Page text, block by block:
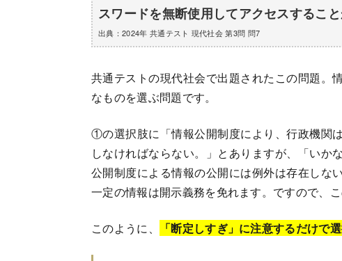
スワードを無断使用してアクセスすること
出典：2024年 共通テスト 現代社会 第3問 問7
共通テストの現代社会で出題されたこの問題。
なものを選ぶ問題です。
①の選択肢に「情報公開制度により、行政機関
しなければならない。」とありますが、「いか
公開制度による情報の公開には例外は存在しな
一定の情報は開示義務を免れます。ですので、
このように、 「断定しすぎ」に注意するだけで